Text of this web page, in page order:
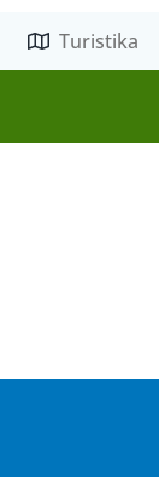
Turistika